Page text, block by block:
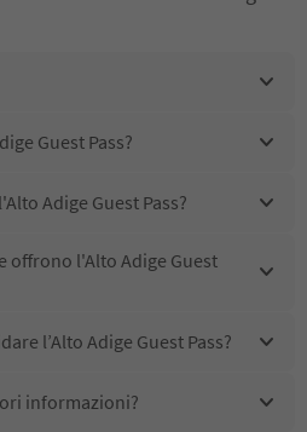
Guest Pass?
Adige Guest Pass?
offrono l'Alto Adige Guest
l’Alto Adige Guest Pass?
informazioni?